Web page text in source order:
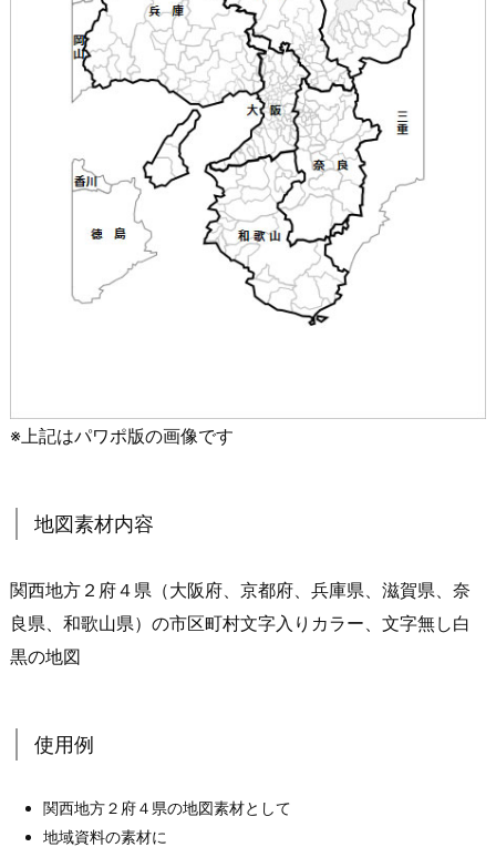
※上記はパワポ版の画像です
地図素材内容
関西地方２府４県（大阪府、京都府、兵庫県、滋賀県、奈
良県、和歌山県）の市区町村文字入りカラー、文字無し白
黒の地図
使用例
関西地方２府４県の地図素材として
地域資料の素材に